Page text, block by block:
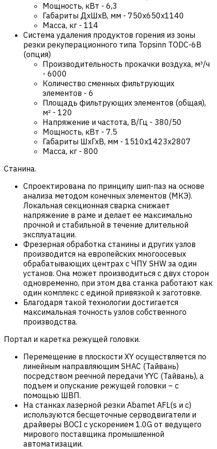
Мощность, кВт - 6,3
Габариты ДхШхВ, мм - 750х650х1140
Масса, кг - 114
Система удаления продуктов горения из зоны
резки рекуперационного типа Topsinn TODC-6B
(опция)
Производительность прокачки воздуха, м³/ч
- 6000
Количество сменных фильтрующих
элементов - 6
Площадь фильтрующих элементов (общая),
м² - 120
Напряжение и частота, В/Гц - 380/50
Мощность, кВт - 7.5
Габариты ШхГхВ, мм - 1510x1423x2807
Масса, кг - 800
Станина.
Спроектирована по принципу шип-паз на основе
анализа методом конечных элементов (МКЭ).
Локальная секционная сварка снижает
напряжение в раме и делает ее максимально
прочной и стабильной в течение длительной
эксплуатации.
Фрезерная обработка станины и других узлов
производится на европейских многоосевых
обрабатывающих центрах с ЧПУ SHW за один
установ. Она может производиться с двух сторон
одновременно, при этом два станка работают как
один комплекс с единой привязкой к заготовке.
Благодаря такой технологии достигается
максимальная точность узлов собственного
производства.
Портал и каретка режущей головки.
Перемещение в плоскости XY осуществляется по
линейным направляющим SHAC (Тайвань)
посредством реечной передачи YYC (Тайвань), а
подъем и опускание режущей головки – с
помощью ШВП.
На станках лазерной резки Abamet AFL(s и c)
используются бесщеточные серводвигатели и
драйверы BOCI с ускорением 1.0G от ведущего
мирового поставщика промышленной
автоматизации.